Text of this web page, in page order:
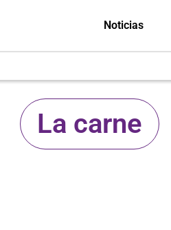
Noticias
La carne